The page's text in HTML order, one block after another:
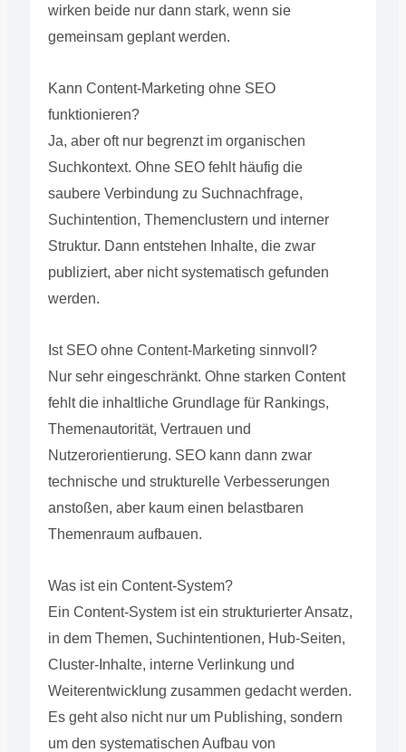
wirken beide nur dann stark, wenn sie
gemeinsam geplant werden.
Kann Content-Marketing ohne SEO
funktionieren?
Ja, aber oft nur begrenzt im organischen
Suchkontext. Ohne SEO fehlt häufig die
saubere Verbindung zu Suchnachfrage,
Suchintention, Themenclustern und interner
Struktur. Dann entstehen Inhalte, die zwar
publiziert, aber nicht systematisch gefunden
werden.
Ist SEO ohne Content-Marketing sinnvoll?
Nur sehr eingeschränkt. Ohne starken Content
fehlt die inhaltliche Grundlage für Rankings,
Themenautorität, Vertrauen und
Nutzerorientierung. SEO kann dann zwar
technische und strukturelle Verbesserungen
anstoßen, aber kaum einen belastbaren
Themenraum aufbauen.
Was ist ein Content-System?
Ein Content-System ist ein strukturierter Ansatz,
in dem Themen, Suchintentionen, Hub-Seiten,
Cluster-Inhalte, interne Verlinkung und
Weiterentwicklung zusammen gedacht werden.
Es geht also nicht nur um Publishing, sondern
um den systematischen Aufbau von